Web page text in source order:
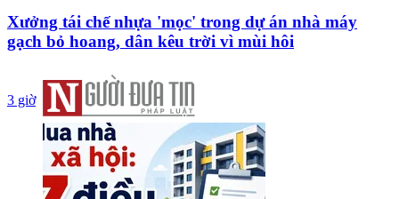
Xưởng tái chế nhựa 'mọc' trong dự án nhà máy
gạch bỏ hoang, dân kêu trời vì mùi hôi
3 giờ